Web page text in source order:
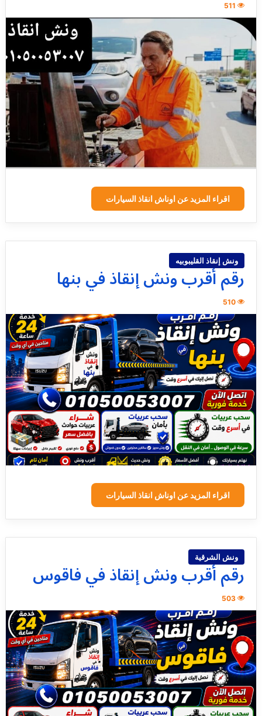
511
اقراء المزيد عن اوناش انقاذ السيارات
ونش إنقاذ القليبوبيه
رقم أقرب ونش إنقاذ في بنها
510
اقراء المزيد عن اوناش انقاذ السيارات
ونش الشرقية
رقم أقرب ونش إنقاذ في فاقوس
503